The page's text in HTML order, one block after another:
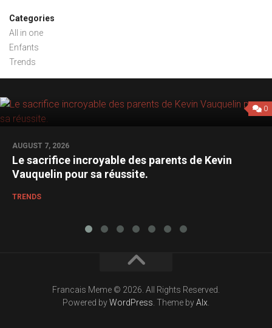
Categories
All in one
Enfants
Trends
0
AUGUST 7, 2026
Le sacrifice incroyable des parents de Kevin
Vauquelin pour sa réussite.
TRENDS
Francais Meme © 2026. All Rights Reserved.
Powered byWordPress . Theme byAlx